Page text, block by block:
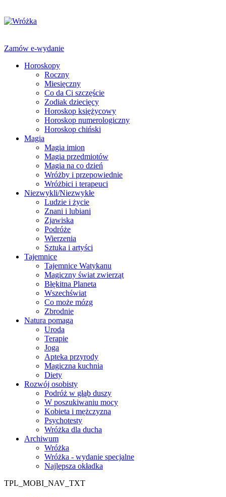
Zamów e-wydanie
Horoskopy
Roczny
Miesięczny
Co da Ci szczęście
Zodiak dziecięcy
Horoskop księżycowy
Horoskop numerologiczny
Horoskop chiński
Magia
Magia imion
Magia przedmiotów
Magia na co dzień
Wróżby i przepowiednie
Wróżbici i terapeuci
Niezwykli/Niezwykłe
Ludzie i życie
Znani i lubiani
Zjawiska
Podróże
Wierzenia
Sztuka i artyści
Tajemnice
Tajemnice Watykanu
Magiczny świat zwierząt
Błękitna Planeta
Wszechświat
Co może mózg
Zbrodnie
Natura pomaga
Uroda
Terapie
Joga
Apteka przyrody
Magiczna kuchnia
Diety
Rozwój osobisty
Podróż w głąb duszy
W poszukiwaniu mocy
Kobieta i mężczyzna
Psychotesty
Wróżka dla ducha
Archiwum
Wróżka
Wróżka - wydanie specjalne
Najlepsza okładka
TPL_MOBI_NAV_TXT